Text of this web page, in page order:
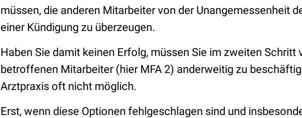
müssen, die anderen Mitarbeiter von der Unangemessenheit
einer Kündigung zu überzeugen.
Haben Sie damit keinen Erfolg, müssen Sie im zweiten Schritt
betroffenen Mitarbeiter (hier MFA 2) anderweitig zu
Arztpraxis oft nicht möglich.
Erst, wenn diese Optionen fehlgeschlagen sind und